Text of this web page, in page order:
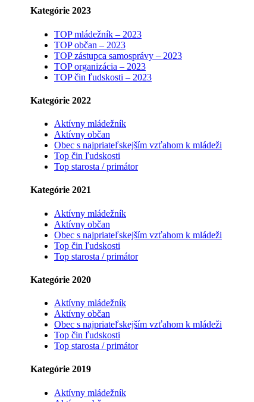
Kategórie 2023
TOP mládežník – 2023
TOP občan – 2023
TOP zástupca samosprávy – 2023
TOP organizácia – 2023
TOP čin ľudskosti – 2023
Kategórie 2022
Aktívny mládežník
Aktívny občan
Obec s najpriateľskejším vzťahom k mládeži
Top čin ľudskosti
Top starosta / primátor
Kategórie 2021
Aktívny mládežník
Aktívny občan
Obec s najpriateľskejším vzťahom k mládeži
Top čin ľudskosti
Top starosta / primátor
Kategórie 2020
Aktívny mládežník
Aktívny občan
Obec s najpriateľskejším vzťahom k mládeži
Top čin ľudskosti
Top starosta / primátor
Kategórie 2019
Aktívny mládežník